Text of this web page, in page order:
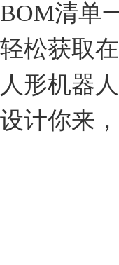
BOM清单
轻松获取
人形机器
设计你来